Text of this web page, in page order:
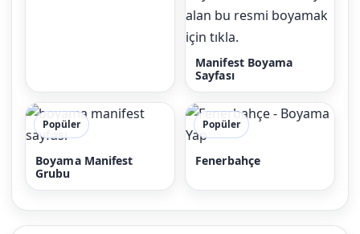
Manifest Boyama
Sayfası
Popüler
Boyama Manifest
Grubu
Popüler
Fenerbahçe